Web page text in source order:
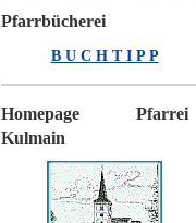
Pfarrbücherei
B U C H T I P P
Homepage Pfarrei
Kulmain